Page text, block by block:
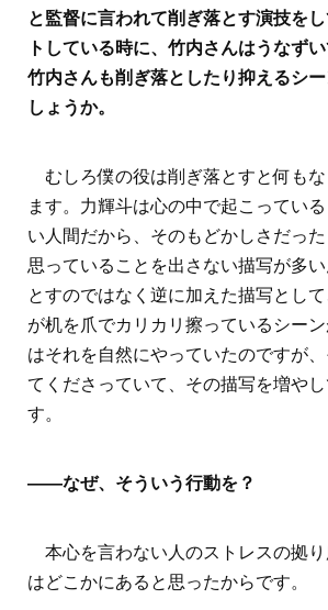
と監督に言われて削ぎ落とす演技を
トしている時に、竹内さんはうなずい
竹内さんも削ぎ落としたり抑えるシ
しょうか。
むしろ僕の役は削ぎ落とすと何も
ます。力輝斗は心の中で起こってい
い人間だから、そのもどかしさだっ
思っていることを出さない描写が多
とすのではなく逆に加えた描写とし
が机を爪でカリカリ擦っているシー
はそれを自然にやっていたのですが
てくださっていて、その描写を増や
す。
――なぜ、そういう行動を？
本心を言わない人のストレスの拠
はどこかにあると思ったからです。